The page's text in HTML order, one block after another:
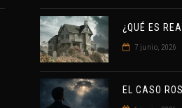
7 junio, 2026